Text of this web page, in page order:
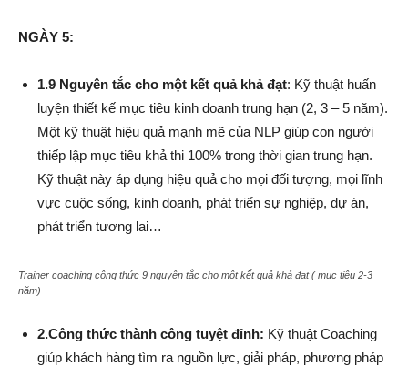
NGÀY 5:
1.9 Nguyên tắc cho một kết quả khả đạt: Kỹ thuật huấn
luyện thiết kế mục tiêu kinh doanh trung hạn (2, 3 – 5 năm).
Một kỹ thuật hiệu quả mạnh mẽ của NLP giúp con người
thiếp lập mục tiêu khả thi 100% trong thời gian trung hạn.
Kỹ thuật này áp dụng hiệu quả cho mọi đối tượng, mọi lĩnh
vực cuộc sống, kinh doanh, phát triển sự nghiệp, dự án,
phát triển tương lai…
Trainer coaching công thức 9 nguyên tắc cho một kết quả khả đạt ( mục tiêu 2-3
năm)
2.Công thức thành công tuyệt đỉnh: Kỹ thuật Coaching
giúp khách hàng tìm ra nguồn lực, giải pháp, phương pháp